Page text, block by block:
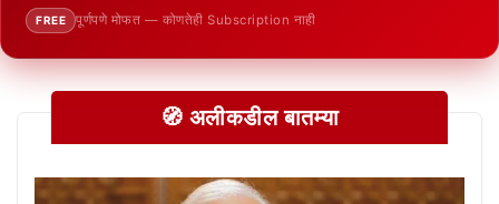
FREE पूर्णपणे मोफत — कोणतेही Subscription नाही
🧭 अलीकडील बातम्या